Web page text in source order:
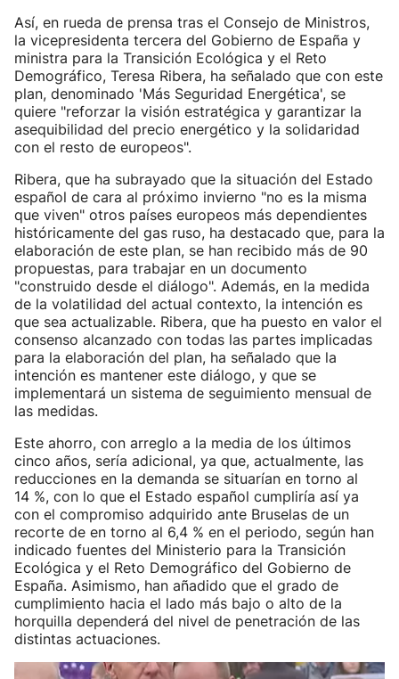
Así, en rueda de prensa tras el Consejo de Ministros,
la vicepresidenta tercera del Gobierno de España y
ministra para la Transición Ecológica y el Reto
Demográfico, Teresa Ribera, ha señalado que con este
plan, denominado 'Más Seguridad Energética', se
quiere "reforzar la visión estratégica y garantizar la
asequibilidad del precio energético y la solidaridad
con el resto de europeos".
Ribera, que ha subrayado que la situación del Estado
español de cara al próximo invierno "no es la misma
que viven" otros países europeos más dependientes
históricamente del gas ruso, ha destacado que, para la
elaboración de este plan, se han recibido más de 90
propuestas, para trabajar en un documento
"construido desde el diálogo". Además, en la medida
de la volatilidad del actual contexto, la intención es
que sea actualizable. Ribera, que ha puesto en valor el
consenso alcanzado con todas las partes implicadas
para la elaboración del plan, ha señalado que la
intención es mantener este diálogo, y que se
implementará un sistema de seguimiento mensual de
las medidas.
Este ahorro, con arreglo a la media de los últimos
cinco años, sería adicional, ya que, actualmente, las
reducciones en la demanda se situarían en torno al
14 %, con lo que el Estado español cumpliría así ya
con el compromiso adquirido ante Bruselas de un
recorte de en torno al 6,4 % en el periodo, según han
indicado fuentes del Ministerio para la Transición
Ecológica y el Reto Demográfico del Gobierno de
España. Asimismo, han añadido que el grado de
cumplimiento hacia el lado más bajo o alto de la
horquilla dependerá del nivel de penetración de las
distintas actuaciones.